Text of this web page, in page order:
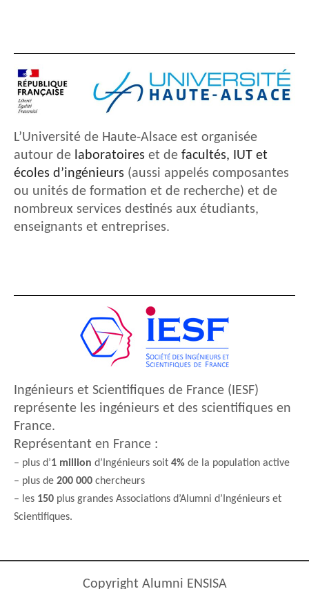
L’Université de Haute-Alsace est organisée
autour de laboratoires et de facultés, IUT et
écoles d’ingénieurs (aussi appelés composantes
ou unités de formation et de recherche) et de
nombreux services destinés aux étudiants,
enseignants et entreprises.
Ingénieurs et Scientifiques de France (IESF)
représente les ingénieurs et des scientifiques en
France.
Représentant en France :
– plus d’1 million d’Ingénieurs soit 4% de la population active
– plus de 200 000 chercheurs
– les 150 plus grandes Associations d’Alumni d’Ingénieurs et
Scientifiques.
Copyright Alumni ENSISA